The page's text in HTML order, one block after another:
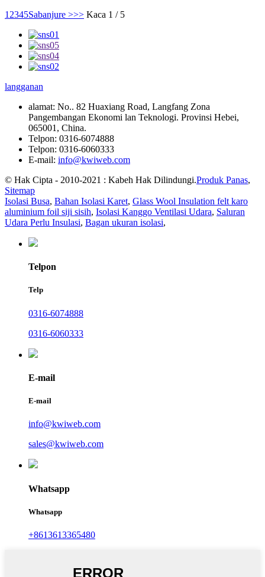
1 2345Sabanjure >>> Kaca 1 / 5
langganan
alamat: No.. 82 Huaxiang Road, Langfang Zona
Pangembangan Ekonomi lan Teknologi. Provinsi Hebei,
065001, China.
Telpon: 0316-6074888
Telpon: 0316-6060333
E-mail: info@kwiweb.com
© Hak Cipta - 2010-2021 : Kabeh Hak Dilindungi.Produk Panas,
Sitemap
Isolasi Busa, Bahan Isolasi Karet, Glass Wool Insulation felt karo
aluminium foil siji sisih, Isolasi Kanggo Ventilasi Udara, Saluran
Udara Perlu Insulasi, Bagan ukuran isolasi,
Telpon
Telp
0316-6074888
0316-6060333
E-mail
E-mail
info@kwiweb.com
sales@kwiweb.com
Whatsapp
Whatsapp
+8613613365480